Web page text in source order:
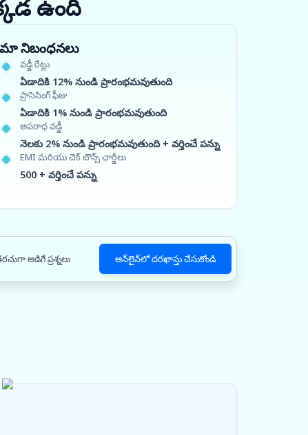
ఉంది
మా నిబంధనలు
వడ్డీ రేట్లు
ఏడాదికి 12% నుండి ప్రారంభమవుతుంది
ప్రాసెసింగ్ ఫీజు
ఏడాదికి 1% నుండి ప్రారంభమవుతుంది
అపరాధ వడ్డీ
నెలకు 2% నుండి ప్రారంభమవుతుంది + వర్తించే పన్ను
EMI మరియు చెక్ బౌన్స్ ఛార్జీలు
500 + వర్తించే పన్ను
అడిగే ప్రశ్నలు ఆన్‌లైన్‌లో దరఖాస్తు చేసుకోండి